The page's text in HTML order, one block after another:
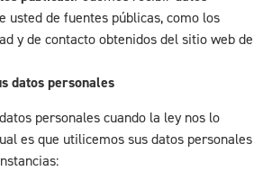
usted de fuentes públicas, como los
y de contacto obtenidos del sitio web de
datos personales
personales cuando la ley nos lo
es que utilicemos sus datos personales